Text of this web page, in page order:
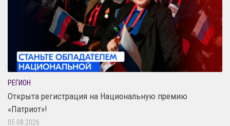
РЕГИОН
Открыта регистрация на Национальную премию
«Патриот»!
05.08.2026